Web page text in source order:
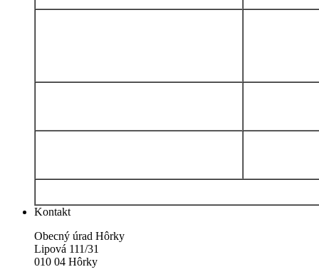
Kontakt
Obecný úrad Hôrky
Lipová 111/31
010 04 Hôrky